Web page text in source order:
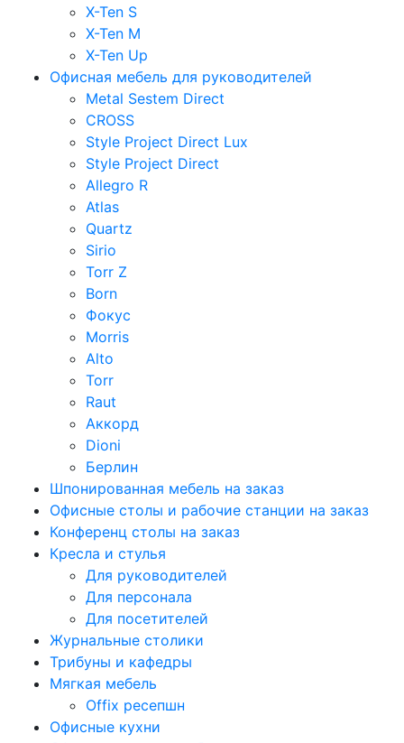
X-Ten S
X-Ten M
X-Ten Up
Офисная мебель для руководителей
Metal Sestem Direct
CROSS
Style Project Direct Lux
Style Project Direct
Allegro R
Atlas
Quartz
Sirio
Torr Z
Born
Фокус
Morris
Alto
Torr
Raut
Аккорд
Dioni
Берлин
Шпонированная мебель на заказ
Офисные столы и рабочие станции на заказ
Конференц столы на заказ
Кресла и стулья
Для руководителей
Для персонала
Для посетителей
Журнальные столики
Трибуны и кафедры
Мягкая мебель
Offix ресепшн
Офисные кухни